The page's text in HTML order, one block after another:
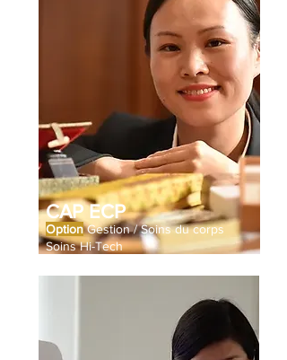
CAP ECP
Option Gestion / Soins du corps
Soins Hi-Tech